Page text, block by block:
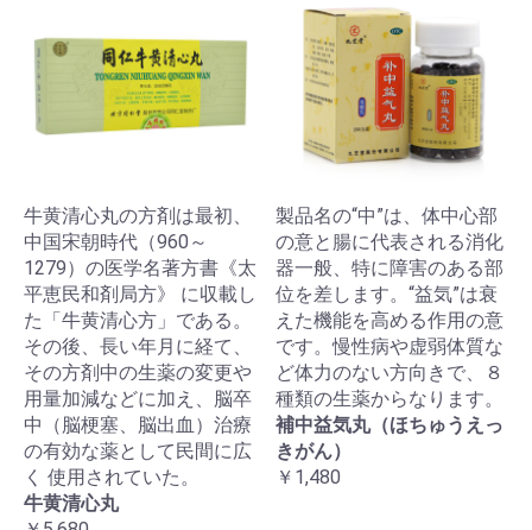
牛黄清心丸の方剤は最初、
中国宋朝時代（960～
1279）の医学名著方書《太
平恵民和剤局方》 に収載し
た「牛黄清心方」である。
その後、長い年月に経て、
その方剤中の生薬の変更や
用量加減などに加え、脳卒
中（脳梗塞、脳出血）治療
の有効な薬として民間に広
く 使用されていた。
牛黄清心丸
製品名の“中”は、体中心部
の意と腸に代表される消化
器一般、特に障害のある部
位を差します。“益気”は衰
えた機能を高める作用の意
です。慢性病や虚弱体質な
ど体力のない方向きで、８
種類の生薬からなります。
補中益気丸（ほちゅうえっ
きがん）
￥1,480